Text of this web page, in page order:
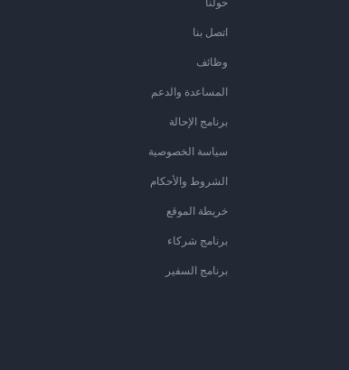
اتصل بنا
وظائف
المساعدة والدعم
برنامج الإحالة
سياسة الخصوصية
الشروط والأحكام
خريطة الموقع
برنامج شركاء
برنامج السفير